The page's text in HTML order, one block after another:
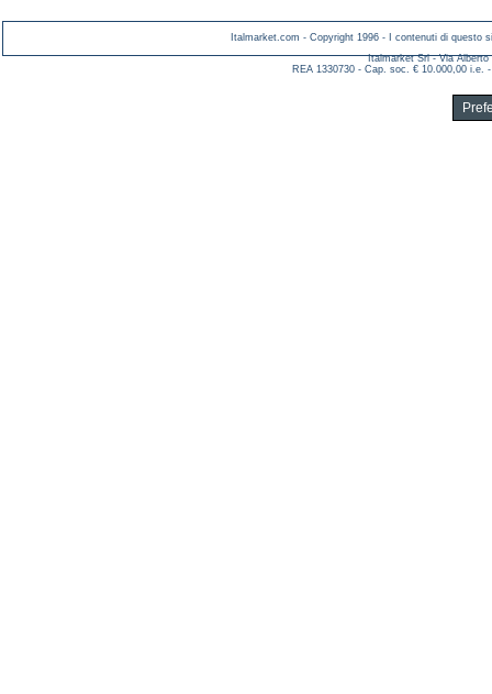
Italmarket.com - Copyright 1996 - I contenuti di questo
Italmarket Srl - Via Alberto
REA 1330730 - Cap. soc. € 10.000,00 i.e.